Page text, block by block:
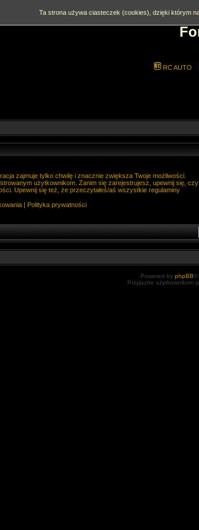
RC AUTO
zajmuje tylko chwilę i znacznie zwiększa Twoje możliwości.
użytkownikom. Zanim się zarejestrujesz, upewnij się, czy
Upewnij się też, że przeczytałeś/aś wszystkie regulaminy
| Polityka prywatności
Powered by phpBB®
Przyjazne użytkownikom
Ta strona używa ciasteczek (cookies), dzięki którym